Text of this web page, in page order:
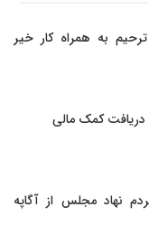
به همراه کار خیر
دریافت کمک مالی
نهاد مجلس از آگاپه